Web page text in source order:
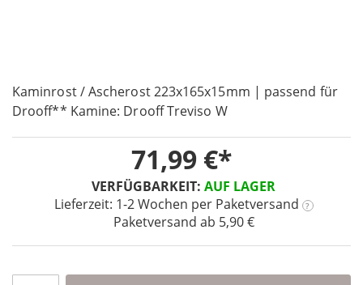
Kaminrost / Ascherost 223x165x15mm | passend für
Drooff** Kamine: Drooff Treviso W
VERFÜGBARKEIT: AUF LAGER
Lieferzeit: 1-2 Wochen per Paketversand ?
Paketversand ab 5,90 €
71,99 €
gallery
to
the